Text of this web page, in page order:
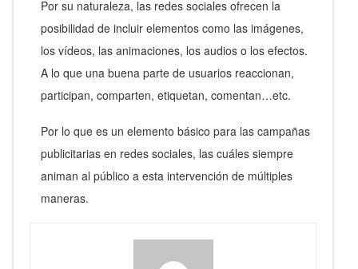
Por su naturaleza, las redes sociales ofrecen la
posibilidad de incluir elementos como las imágenes,
los vídeos, las animaciones, los audios o los efectos.
A lo que una buena parte de usuarios reaccionan,
participan, comparten, etiquetan, comentan…etc.
Por lo que es un elemento básico para las campañas
publicitarias en redes sociales, las cuáles siempre
animan al público a esta intervención de múltiples
maneras.